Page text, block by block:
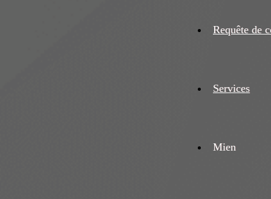
Requête de
Services
Mien